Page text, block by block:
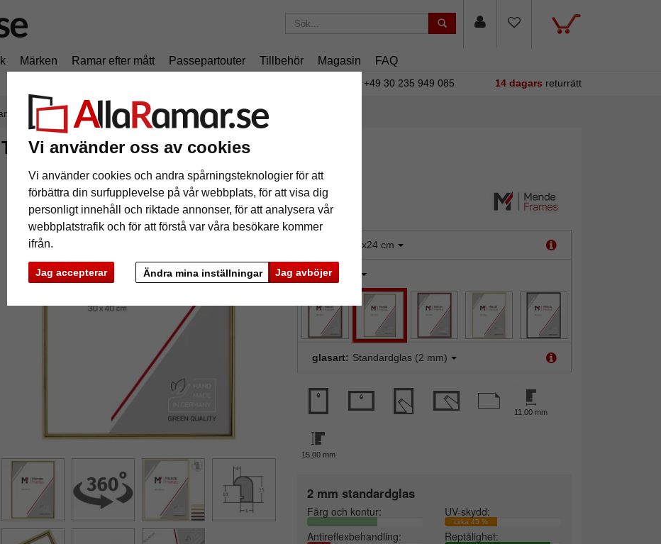
Vi använder oss av cookies
Vi använder cookies och andra spårningsteknologier för att
förbättra din surfupplevelse på vår webbplats, för att visa dig
personligt innehåll och riktade annonser, för att analysera vår
webbplatstrafik och för att förstå var våra besökare kommer
ifrån.
Jag accepterar Jag avböjer
Ändra mina inställningar
Märken Ramar efter mått Passepartouter Tillbehör Magasin FAQ
+49 30 235 949 085 14 dagars returrätt
Lofoi
Träram Lofoi
18x24 cm
färg:
glasart: Standardglas (2 mm)
11,00 mm
15,00 mm
2 mm standardglas
Färg och kontur: UV-skydd:
cirka 45 %
Antireflexbehandling: Reptålighet: